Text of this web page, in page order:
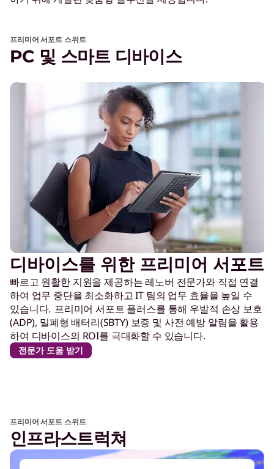
프리미어 서포트 스위트
PC 및 스마트 디바이스
디바이스를 위한 프리미어 서포트
빠르고 원활한 지원을 제공하는 레노버 전문가와 직접 연결
하여 업무 중단을 최소화하고 IT 팀의 업무 효율을 높일 수
있습니다. 프리미어 서포트 플러스를 통해 우발적 손상 보호
(ADP), 밀폐형 배터리(SBTY) 보증 및 사전 예방 알림을 활용
하여 디바이스의 ROI를 극대화할 수 있습니다.
전문가 도움 받기
프리미어 서포트 스위트
인프라스트럭쳐